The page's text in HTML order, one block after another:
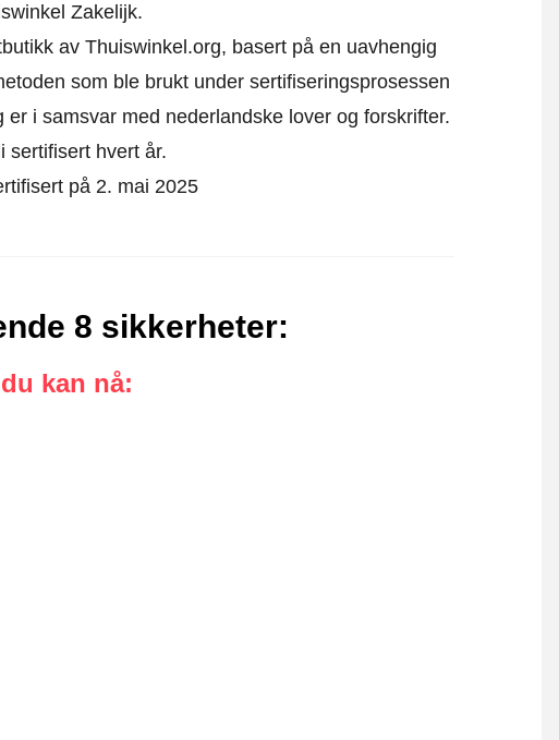
Zakelijk.
av Thuiswinkel.org, basert på en uavhengig
som ble brukt under sertifiseringsprosessen
i samsvar med nederlandske lover og forskrifter.
sertifisert hvert år.
på 2. mai 2025
8 sikkerheter:
kan nå: